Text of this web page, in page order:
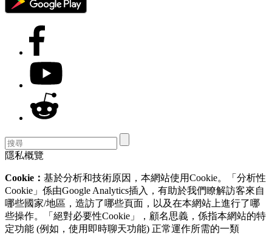
隱私概覽
Cookie： 基於分析和技術原因，本網站使用Cookie。「分析性
Cookie」係由Google Analytics插入，有助於我們瞭解訪客來自
哪些國家/地區，造訪了哪些頁面，以及在本網站上進行了哪
些操作。「絕對必要性Cookie」，顧名思義，係指本網站的特
定功能 (例如，使用即時聊天功能) 正常運作所需的一類